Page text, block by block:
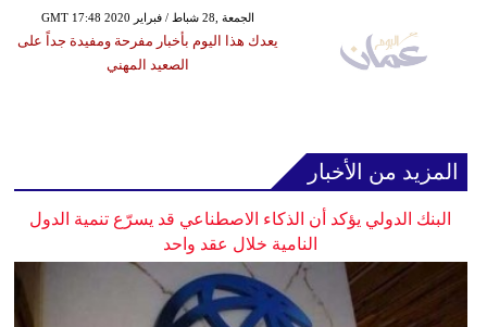
GMT 17:48 2020 الجمعة ,28 شباط / فبراير
يعدك هذا اليوم بأخبار مفرحة ومفيدة جداً على
الصعيد المهني
المزيد من الأخبار
البنك الدولي يؤكد أن الذكاء الاصطناعي قد يسرّع تنمية الدول
النامية خلال عقد واحد